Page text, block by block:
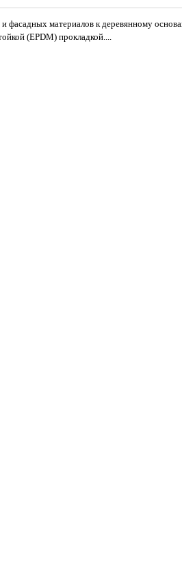
фасадных материалов к деревянному
(EPDM) прокладкой....